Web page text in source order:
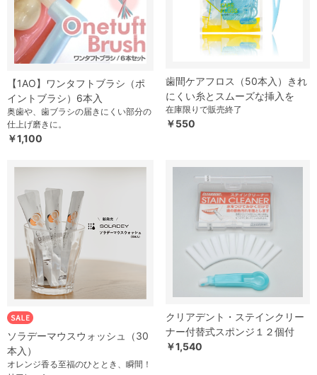
【1AO】ワンタフトブラシ（ポ
イントブラシ）6本入
奥歯や、歯ブラシの届きにくい部分の
仕上げ磨きに。
￥1,100
歯間ケアフロス（50本入）きれ
にくい糸とスムーズな挿入を
在庫限りで販売終了
￥550
ソラデーマウスウォッシュ（30
本入）
オレンジ香る至福のひととき、瞬間！
クリアデント・ステインクリー
ナー付替式スポンジ１２個付
￥1,540